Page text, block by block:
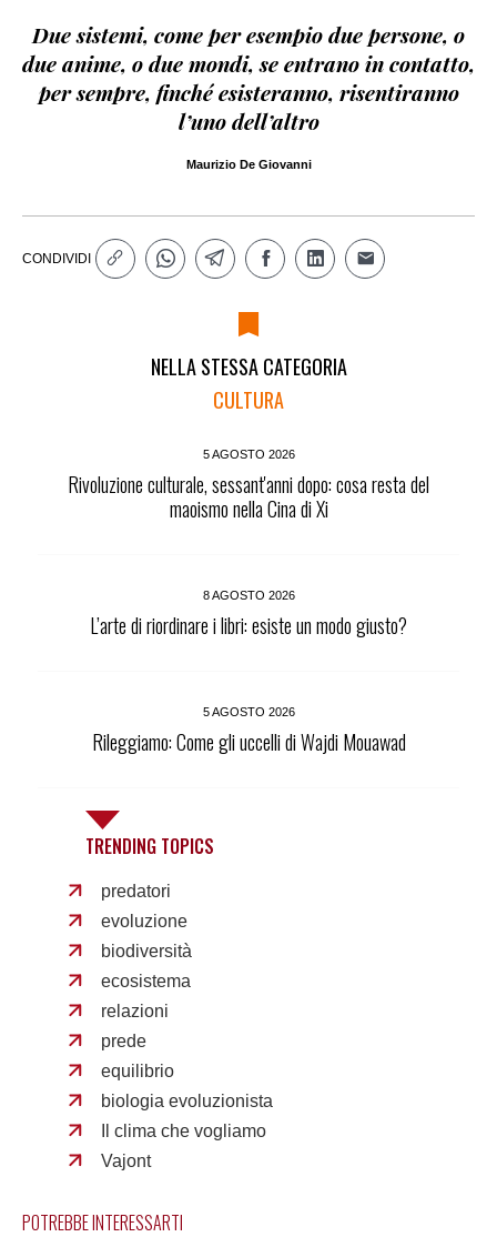
Due sistemi, come per esempio due persone, o
due anime, o due mondi, se entrano in contatto,
per sempre, finché esisteranno, risentiranno
l’uno dell’altro
Maurizio De Giovanni
CONDIVIDI
NELLA STESSA CATEGORIA
CULTURA
5 AGOSTO 2026
Rivoluzione culturale, sessant'anni dopo: cosa resta del
maoismo nella Cina di Xi
8 AGOSTO 2026
L’arte di riordinare i libri: esiste un modo giusto?
5 AGOSTO 2026
Rileggiamo: Come gli uccelli di Wajdi Mouawad
TRENDING TOPICS
predatori
evoluzione
biodiversità
ecosistema
relazioni
prede
equilibrio
biologia evoluzionista
Il clima che vogliamo
Vajont
POTREBBE INTERESSARTI